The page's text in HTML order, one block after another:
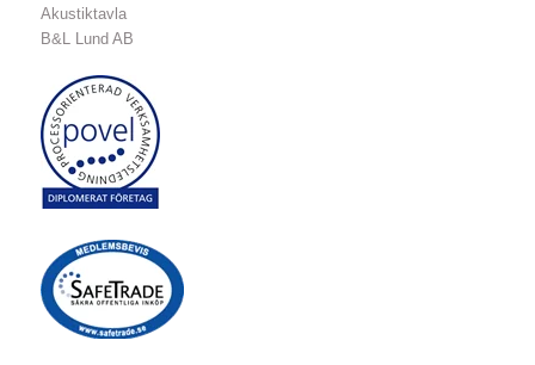
Akustiktavla
B&L Lund AB